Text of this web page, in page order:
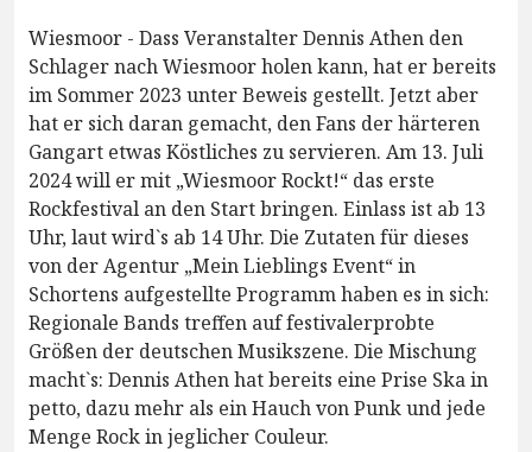
Wiesmoor - Dass Veranstalter Dennis Athen den
Schlager nach Wiesmoor holen kann, hat er bereits
im Sommer 2023 unter Beweis gestellt. Jetzt aber
hat er sich daran gemacht, den Fans der härteren
Gangart etwas Köstliches zu servieren. Am 13. Juli
2024 will er mit „Wiesmoor Rockt!“ das erste
Rockfestival an den Start bringen. Einlass ist ab 13
Uhr, laut wird`s ab 14 Uhr. Die Zutaten für dieses
von der Agentur „Mein Lieblings Event“ in
Schortens aufgestellte Programm haben es in sich:
Regionale Bands treffen auf festivalerprobte
Größen der deutschen Musikszene. Die Mischung
macht`s: Dennis Athen hat bereits eine Prise Ska in
petto, dazu mehr als ein Hauch von Punk und jede
Menge Rock in jeglicher Couleur.